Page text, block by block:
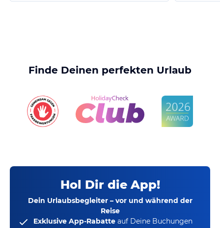
Finde Deinen perfekten Urlaub
Hol Dir die App!
Dein Urlaubsbegleiter – vor und während der
Reise
Exklusive App-Rabatte auf Deine Buchungen